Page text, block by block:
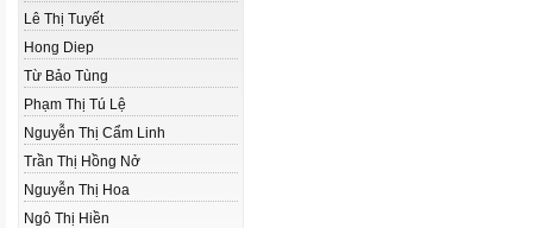
Lê Thị Tuyết
Hong Diep
Từ Bảo Tùng
Phạm Thị Tú Lệ
Nguyễn Thị Cẩm Linh
Trần Thị Hồng Nở
Nguyễn Thị Hoa
Ngô Thị Hiền